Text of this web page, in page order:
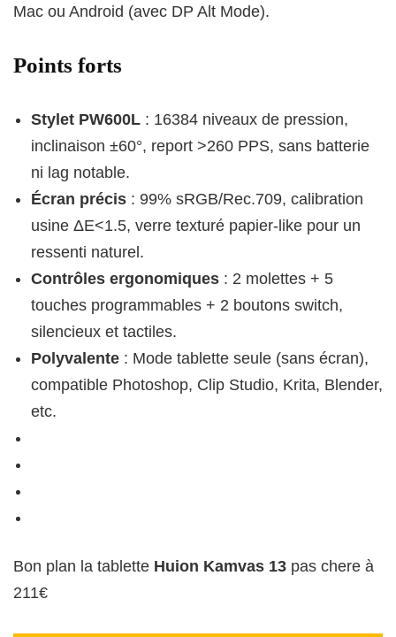
Mac ou Android (avec DP Alt Mode).
Points forts
Stylet PW600L : 16384 niveaux de pression,
inclinaison ±60°, report >260 PPS, sans batterie
ni lag notable.
Écran précis : 99% sRGB/Rec.709, calibration
usine ΔE<1.5, verre texturé papier-like pour un
ressenti naturel.
Contrôles ergonomiques : 2 molettes + 5
touches programmables + 2 boutons switch,
silencieux et tactiles.
Polyvalente : Mode tablette seule (sans écran),
compatible Photoshop, Clip Studio, Krita, Blender,
etc.
Bon plan la tablette Huion Kamvas 13 pas chere à
211€